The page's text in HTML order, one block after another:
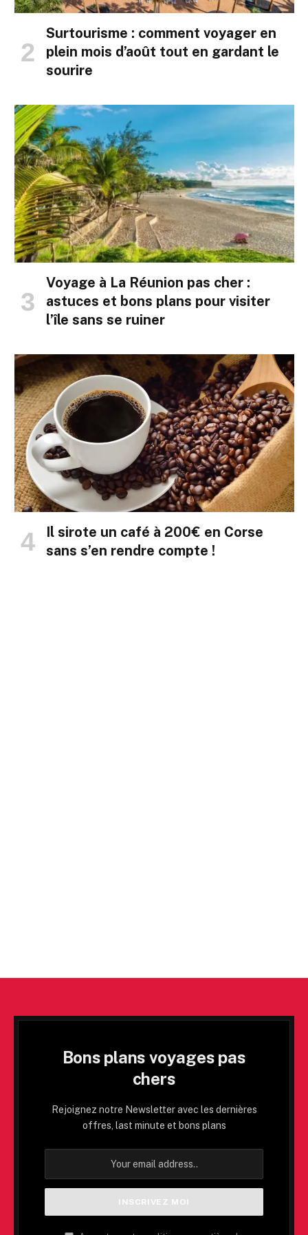
Surtourisme : comment voyager en
plein mois d’août tout en gardant le
sourire
Voyage à La Réunion pas cher :
astuces et bons plans pour visiter
l’île sans se ruiner
Il sirote un café à 200€ en Corse
sans s’en rendre compte !
Bons plans voyages pas
chers
Rejoignez notre Newsletter avec les dernières
offres, last minute et bons plans